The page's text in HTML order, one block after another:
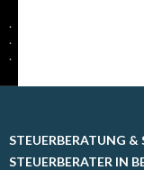
.
.
.
STEUERBERATUNG &
STEUERBERATER IN